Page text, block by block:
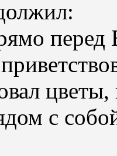
перед
с